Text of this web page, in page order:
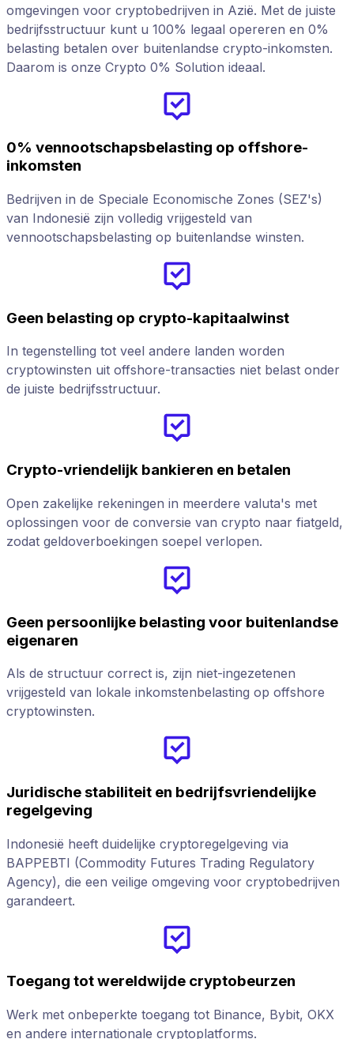
omgevingen voor cryptobedrijven in Azië. Met de juiste
bedrijfsstructuur kunt u 100% legaal opereren en 0%
belasting betalen over buitenlandse crypto-inkomsten.
Daarom is onze Crypto 0% Solution ideaal.
0% vennootschapsbelasting op offshore-
inkomsten
Bedrijven in de Speciale Economische Zones (SEZ's)
van Indonesië zijn volledig vrijgesteld van
vennootschapsbelasting op buitenlandse winsten.
Geen belasting op crypto-kapitaalwinst
In tegenstelling tot veel andere landen worden
cryptowinsten uit offshore-transacties niet belast onder
de juiste bedrijfsstructuur.
Crypto-vriendelijk bankieren en betalen
Open zakelijke rekeningen in meerdere valuta's met
oplossingen voor de conversie van crypto naar fiatgeld,
zodat geldoverboekingen soepel verlopen.
Geen persoonlijke belasting voor buitenlandse
eigenaren
Als de structuur correct is, zijn niet-ingezetenen
vrijgesteld van lokale inkomstenbelasting op offshore
cryptowinsten.
Juridische stabiliteit en bedrijfsvriendelijke
regelgeving
Indonesië heeft duidelijke cryptoregelgeving via
BAPPEBTI (Commodity Futures Trading Regulatory
Agency), die een veilige omgeving voor cryptobedrijven
garandeert.
Toegang tot wereldwijde cryptobeurzen
Werk met onbeperkte toegang tot Binance, Bybit, OKX
en andere internationale cryptoplatforms.